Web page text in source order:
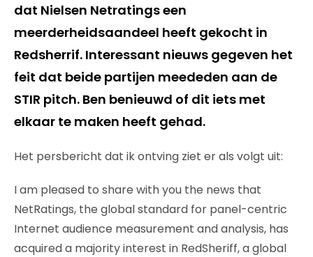
dat Nielsen Netratings een
meerderheidsaandeel heeft gekocht in
Redsherrif. Interessant nieuws gegeven het
feit dat beide partijen meededen aan de
STIR pitch. Ben benieuwd of dit iets met
elkaar te maken heeft gehad.
Het persbericht dat ik ontving ziet er als volgt uit:
I am pleased to share with you the news that
NetRatings, the global standard for panel-centric
Internet audience measurement and analysis, has
acquired a majority interest in RedSheriff, a global